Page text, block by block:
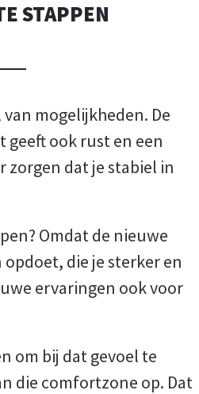
STAPPEN
mogelijkheden. De
geeft ook rust en een
zorgen dat je stabiel in
Omdat de nieuwe
die je sterker en
ervaringen ook voor
om bij dat gevoel te
die comfortzone op. Dat